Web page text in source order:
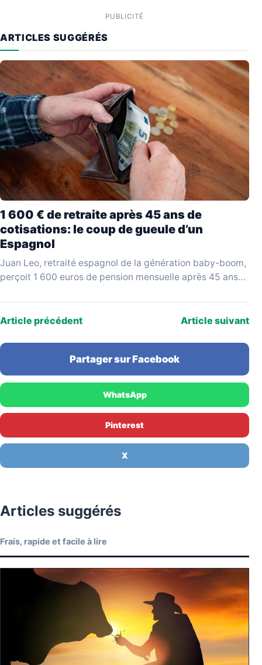
PUBLICITÉ
ARTICLES SUGGÉRÉS
1 600 € de retraite après 45 ans de
cotisations: le coup de gueule d’un
Espagnol
Juan Leo, retraité espagnol de la génération baby-boom,
perçoit 1 600 euros de pension mensuelle après 45 ans
Article précédent Article suivant
Partager sur Facebook
WhatsApp
Pinterest
X
Articles suggérés
Frais, rapide et facile à lire